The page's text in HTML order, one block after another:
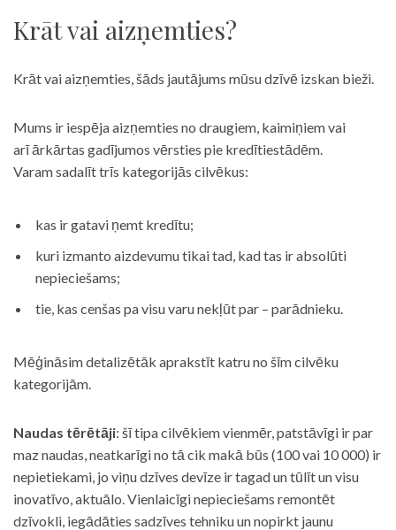
Krāt vai aizņemties?
Krāt vai aizņemties, šāds jautājums mūsu dzīvē izskan bieži.
Mums ir iespēja aizņemties no draugiem, kaimiņiem vai
arī ārkārtas gadījumos vērsties pie kredītiestādēm.
Varam sadalīt trīs kategorijās cilvēkus:
kas ir gatavi ņemt kredītu;
kuri izmanto aizdevumu tikai tad, kad tas ir absolūti
nepieciešams;
tie, kas cenšas pa visu varu nekļūt par – parādnieku.
Mēģināsim detalizētāk aprakstīt katru no šīm cilvēku
kategorijām.
Naudas tērētāji: šī tipa cilvēkiem vienmēr, patstāvīgi ir par
maz naudas, neatkarīgi no tā cik makā būs (100 vai 10 000) ir
nepietiekami, jo viņu dzīves devīze ir tagad un tūlīt un visu
inovatīvo, aktuālo. Vienlaicīgi nepieciešams remontēt
dzīvokli, iegādāties sadzīves tehniku un nopirkt jaunu